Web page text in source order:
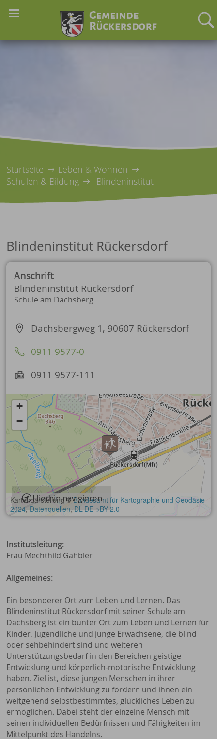
Startseite
Leben & Wohnen
Schulen & Bildung
Blindeninstitut
Blindeninstitut Rückersdorf
Anschrift
Blindeninstitut Rückersdorf
Schule am Dachsberg
Dachsbergweg 1, 90607 Rückersdorf
0911 9577-0
0911 9577-111
Hierhin navigieren
Institutsleitung:
Frau Mechthild Gahbler
Allgemeines:
Ein besonderer Ort zum Leben und Lernen. Das
Blindeninstitut Rückersdorf mit seiner Schule am
Dachsberg ist ein bunter Ort zum Leben und Lernen für
Kinder, Jugendliche und junge Erwachsene, die blind
oder sehbehindert sind und weiteren
Unterstützungsbedarf in den Bereichen geistige
Entwicklung und körperlich-motorische Entwicklung
haben. Ziel ist, diese jungen Menschen in ihrer
persönlichen Entwicklung zu fördern und ihnen ein
weitgehend selbstbestimmtes, glückliches Leben zu
ermöglichen. Dabei steht der einzelne Mensch mit
seinen individuellen Bedürfnissen und Fähigkeiten im
Mittelpunkt des Handelns.